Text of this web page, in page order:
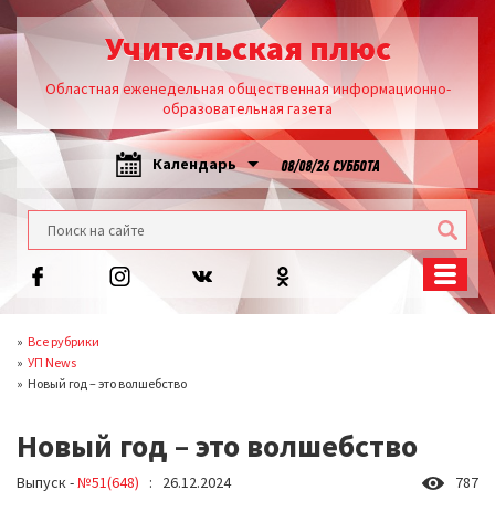
Учительская плюс
Областная еженедельная общественная информационно-
образовательная газета
Календарь 08/08/26 СУББОТА
Все рубрики
УП News
Новый год – это волшебство
Новый год – это волшебство
Выпуск -№51(648) : 26.12.2024 787